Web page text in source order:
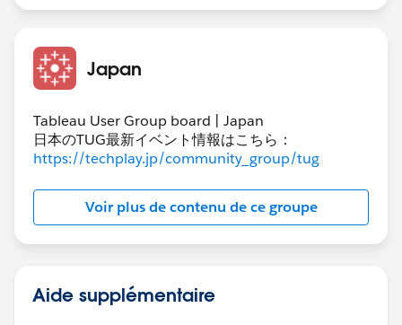
Japan
Tableau User Group board | Japan
日本のTUG最新イベント情報はこちら：
https://techplay.jp/community_group/tug
Voir plus de contenu de ce groupe
Aide supplémentaire